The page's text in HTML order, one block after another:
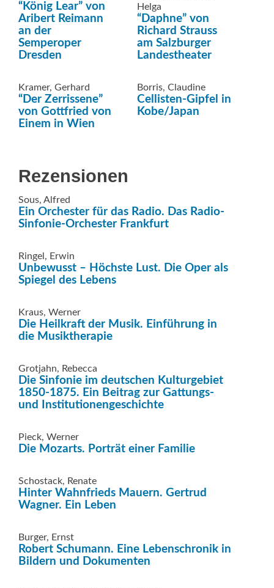
“König Lear” von
Aribert Reimann
an der
Semperoper
Dresden
Helga
“Daphne” von
Richard Strauss
am Salzburger
Landestheater
Kramer, Gerhard
“Der Zerrissene”
von Gottfried von
Einem in Wien
Borris, Claudine
Cellisten-Gipfel in
Kobe/Japan
Rezensionen
Sous, Alfred
Ein Orchester für das Radio. Das Radio-
Sinfonie-Orchester Frankfurt
Ringel, Erwin
Unbewusst – Höchste Lust. Die Oper als
Spiegel des Lebens
Kraus, Werner
Die Heilkraft der Musik. Einführung in
die Musiktherapie
Grotjahn, Rebecca
Die Sinfonie im deutschen Kulturgebiet
1850-1875. Ein Beitrag zur Gattungs-
und Institutionengeschichte
Pieck, Werner
Die Mozarts. Porträt einer Familie
Schostack, Renate
Hinter Wahnfrieds Mauern. Gertrud
Wagner. Ein Leben
Burger, Ernst
Robert Schumann. Eine Lebenschronik in
Bildern und Dokumenten